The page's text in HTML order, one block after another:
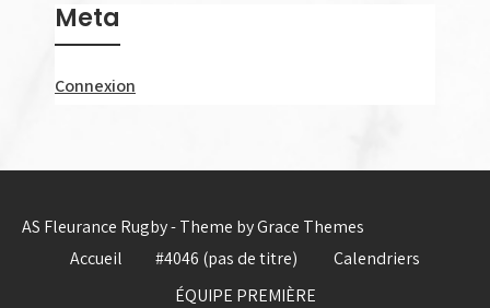
Meta
Connexion
AS Fleurance Rugby - Theme by Grace Themes
Accueil
#4046 (pas de titre)
Calendriers
ÉQUIPE PREMIÈRE